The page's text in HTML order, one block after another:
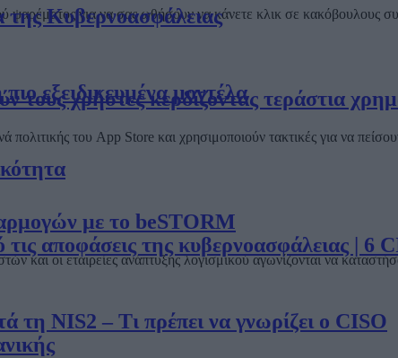
Κυβερνοασφάλειας
εξειδικευμένα μοντέλα
αποφάσεις της κυβερνοασφάλειας | 6
NIS2 – Τι πρέπει να γνωρίζει ο CISO
ψαρέματος για να σας ωθήσουν να κάνετε κλικ σε κακόβουλους
χρήστες κερδίζοντας τεράστια
του App Store και χρησιμοποιούν τακτικές για να
με το beSTORM
και οι εταιρείες ανάπτυξης λογισμικού αγωνίζονται να